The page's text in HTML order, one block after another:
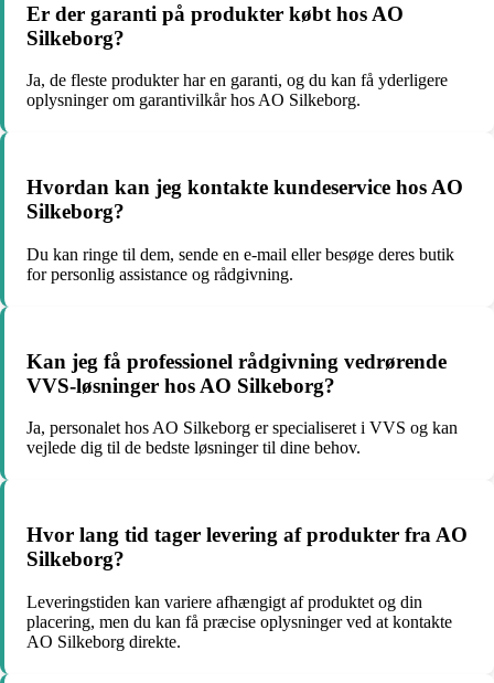
Er der garanti på produkter købt hos AO
Silkeborg?
Ja, de fleste produkter har en garanti, og du kan få yderligere
oplysninger om garantivilkår hos AO Silkeborg.
Hvordan kan jeg kontakte kundeservice hos AO
Silkeborg?
Du kan ringe til dem, sende en e-mail eller besøge deres butik
for personlig assistance og rådgivning.
Kan jeg få professionel rådgivning vedrørende
VVS-løsninger hos AO Silkeborg?
Ja, personalet hos AO Silkeborg er specialiseret i VVS og kan
vejlede dig til de bedste løsninger til dine behov.
Hvor lang tid tager levering af produkter fra AO
Silkeborg?
Leveringstiden kan variere afhængigt af produktet og din
placering, men du kan få præcise oplysninger ved at kontakte
AO Silkeborg direkte.